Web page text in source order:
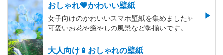
おしゃれ💗かわいい壁紙
女子向けのかわいいスマホ壁紙を集めました✨
可愛いお花や癒やしの風景など勢揃いです。
大人向け📱おしゃれの壁紙